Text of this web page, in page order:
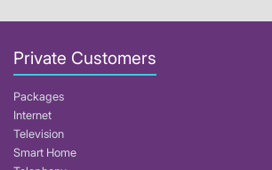
Private Customers
Packages
Internet
Television
Smart Home